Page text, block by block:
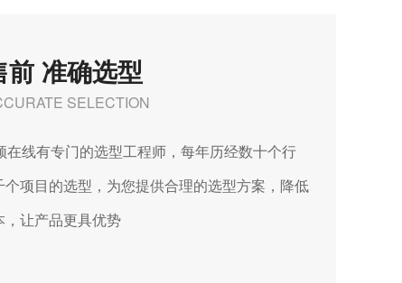
前 准确选型
SELECTION
线有专门的选型工程师，每年历经数十个行
千个项目的选型，为您提供合理的选型方案，降低
，让产品更具优势